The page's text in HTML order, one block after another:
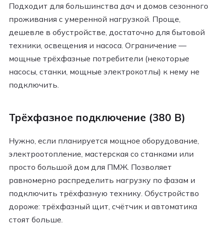
Подходит для большинства дач и домов сезонного
проживания с умеренной нагрузкой. Проще,
дешевле в обустройстве, достаточно для бытовой
техники, освещения и насоса. Ограничение —
мощные трёхфазные потребители (некоторые
насосы, станки, мощные электрокотлы) к нему не
подключить.
Трёхфазное подключение (380 В)
Нужно, если планируется мощное оборудование,
электроотопление, мастерская со станками или
просто большой дом для ПМЖ. Позволяет
равномерно распределить нагрузку по фазам и
подключить трёхфазную технику. Обустройство
дороже: трёхфазный щит, счётчик и автоматика
стоят больше.